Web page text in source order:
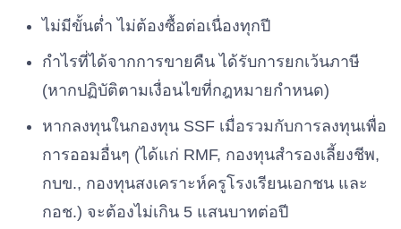
ไม่มีขั้นต่ำ ไม่ต้องซื้อต่อเนื่องทุกปี
กำไรที่ได้จากการขายคืน ได้รับการยกเว้นภาษี
(หากปฏิบัติตามเงื่อนไขที่กฎหมายกำหนด)
หากลงทุนในกองทุน SSF เมื่อรวมกับการลงทุนเพื่อ
การออมอื่นๆ (ได้แก่ RMF, กองทุนสำรองเลี้ยงชีพ,
กบข., กองทุนสงเคราะห์ครูโรงเรียนเอกชน และ
กอช.) จะต้องไม่เกิน 5 แสนบาทต่อปี